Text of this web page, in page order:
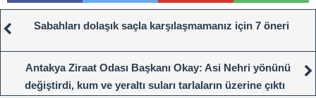
Sabahları dolaşık saçla karşılaşmamanız için 7 öneri
Antakya Ziraat Odası Başkanı Okay: Asi Nehri yönünü
değiştirdi, kum ve yeraltı suları tarlaların üzerine çıktı